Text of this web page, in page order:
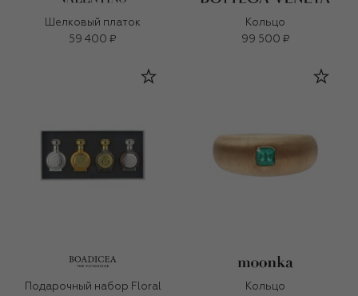
Шелковый платок
59 400 ₽
Кольцо
99 500 ₽
Подарочный набор Floral
Кольцо